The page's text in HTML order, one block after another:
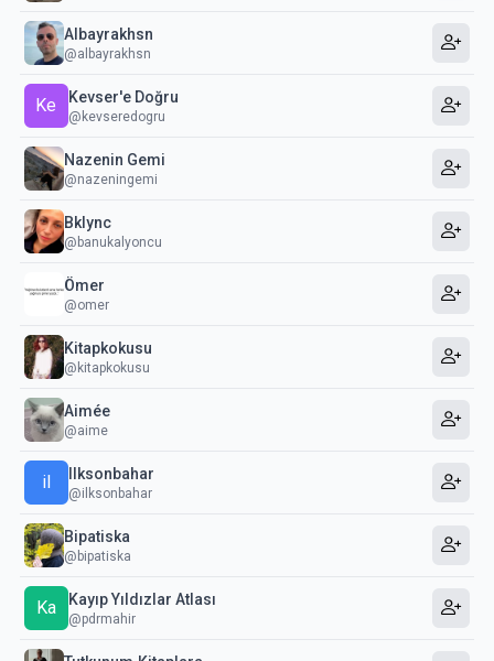
Albayrakhsn
@albayrakhsn
Ke Kevser'e Doğru
@kevseredogru
Nazenin Gemi
@nazeningemi
Bklync
@banukalyoncu
Ömer
@omer
Kitapkokusu
@kitapkokusu
Aimée
@aime
il Ilksonbahar
@ilksonbahar
Bipatiska
@bipatiska
Ka Kayıp Yıldızlar Atlası
@pdrmahir